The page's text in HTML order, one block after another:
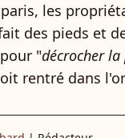
les
des pieds et
"décrocher la
rentré dans